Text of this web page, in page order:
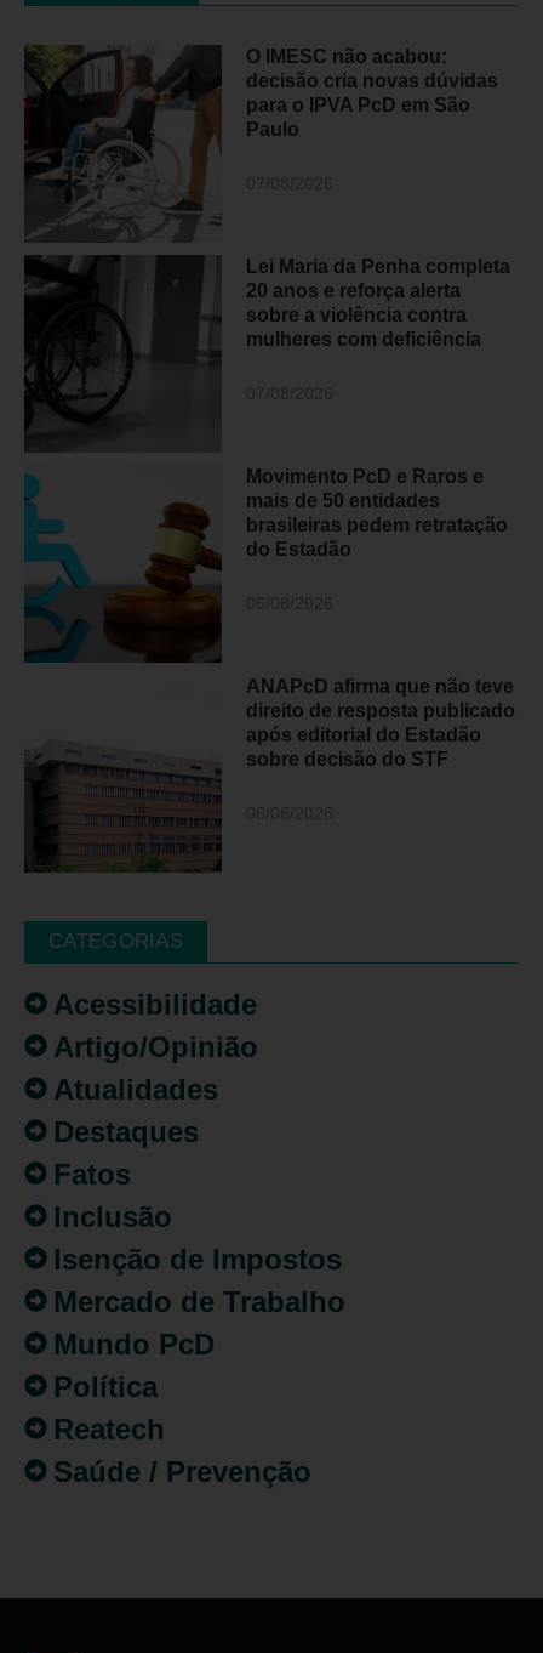
O IMESC não acabou:
decisão cria novas dúvidas
para o IPVA PcD em São
Paulo
Lei Maria da Penha completa
20 anos e reforça alerta
sobre a violência contra
mulheres com deficiência
Movimento PcD e Raros e
mais de 50 entidades
brasileiras pedem retratação
do Estadão
ANAPcD afirma que não teve
direito de resposta publicado
após editorial do Estadão
sobre decisão do STF
CATEGORIAS
Acessibilidade
Artigo/Opinião
Atualidades
Destaques
Fatos
Inclusão
Isenção de Impostos
Mercado de Trabalho
Mundo PcD
Política
Reatech
Saúde / Prevenção